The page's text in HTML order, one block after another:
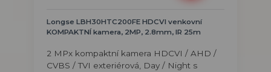
Longse LBH30HTC200FE HDCVI venkovní
KOMPAKTNÍ kamera, 2MP, 2.8mm, IR 25m
2 MPx kompaktní kamera HDCVI / AHD /
CVBS / TVI exteriérová, Day / Night s